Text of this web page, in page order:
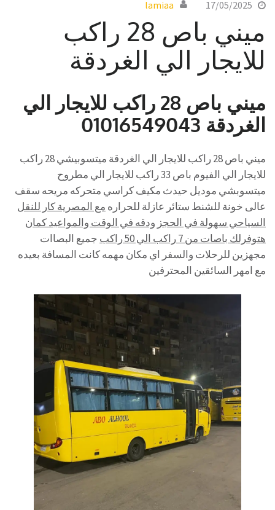
17/05/2025
lamiaa
ميني باص 28 راكب
للايجار الي الغردقة
ميني باص 28 راكب للايجار الي
الغردقة 01016549043
ميني باص 28 راكب للايجار الي الغردقة ميتسوبيشي 28 راكب
للايجار الي الفيوم باص 33 راكب للايجار الي مطروح
ميتسوبشي موديل حيدث مكيف كراسي متحركه مريحه سقف
عالى خونة للشنط ستائر عازلة للحراره مع المصرية كار للنقل
السياحي سهولة في الحجز ودقه في الوقت والمواعيد كمان
هتوفرلك باصات من 7 راكب الي 50 راكب
جميع البصاات
مجهزين للرحلات والسفر اي مكان مهمه كانت المسافة بعيده
مع امهر السائقين المحترفين